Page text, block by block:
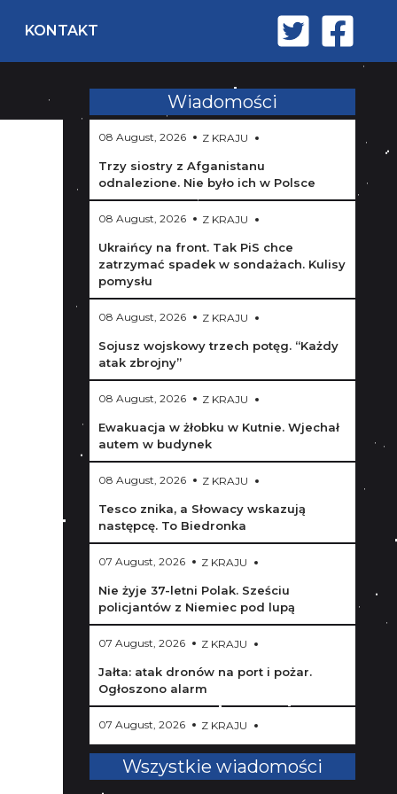
KONTAKT
Wiadomości
08 August, 2026 Z KRAJU
Trzy siostry z Afganistanu
odnalezione. Nie było ich w Polsce
08 August, 2026 Z KRAJU
Ukraińcy na front. Tak PiS chce
zatrzymać spadek w sondażach. Kulisy
pomysłu
08 August, 2026 Z KRAJU
Sojusz wojskowy trzech potęg. “Każdy
atak zbrojny”
08 August, 2026 Z KRAJU
Ewakuacja w żłobku w Kutnie. Wjechał
autem w budynek
08 August, 2026 Z KRAJU
Tesco znika, a Słowacy wskazują
następcę. To Biedronka
07 August, 2026 Z KRAJU
Nie żyje 37-letni Polak. Sześciu
policjantów z Niemiec pod lupą
07 August, 2026 Z KRAJU
Jałta: atak dronów na port i pożar.
Ogłoszono alarm
07 August, 2026 Z KRAJU
Nowy spór na linii Polska-Ukraina? Były
ambasador RP: To groteska
Wszystkie wiadomości